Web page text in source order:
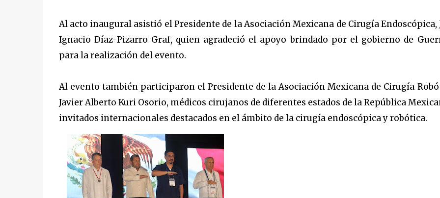
Al acto inaugural asistió el Presidente de la Asociación Mexicana de Cirugía Endoscópica,
Ignacio Díaz-Pizarro Graf, quien agradeció el apoyo brindado por el gobierno de
para la realización del evento.
Al evento también participaron el Presidente de la Asociación Mexicana de Cirugía
Javier Alberto Kuri Osorio, médicos cirujanos de diferentes estados de la República
invitados internacionales destacados en el ámbito de la cirugía endoscópica y robótica.